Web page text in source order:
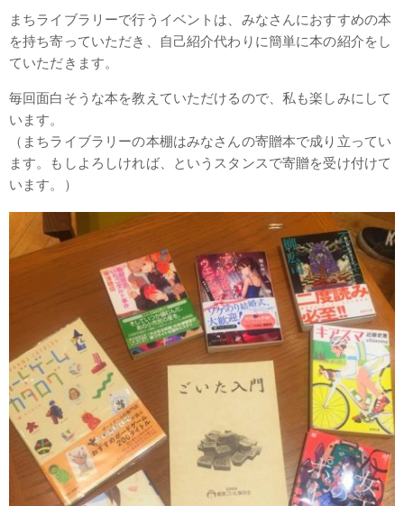
まちライブラリーで行うイベントは、みなさんにおすすめの本
を持ち寄っていただき、自己紹介代わりに簡単に本の紹介をし
ていただきます。
毎回面白そうな本を教えていただけるので、私も楽しみにして
います。
（まちライブラリーの本棚はみなさんの寄贈本で成り立ってい
ます。もしよろしければ、というスタンスで寄贈を受け付けて
います。）